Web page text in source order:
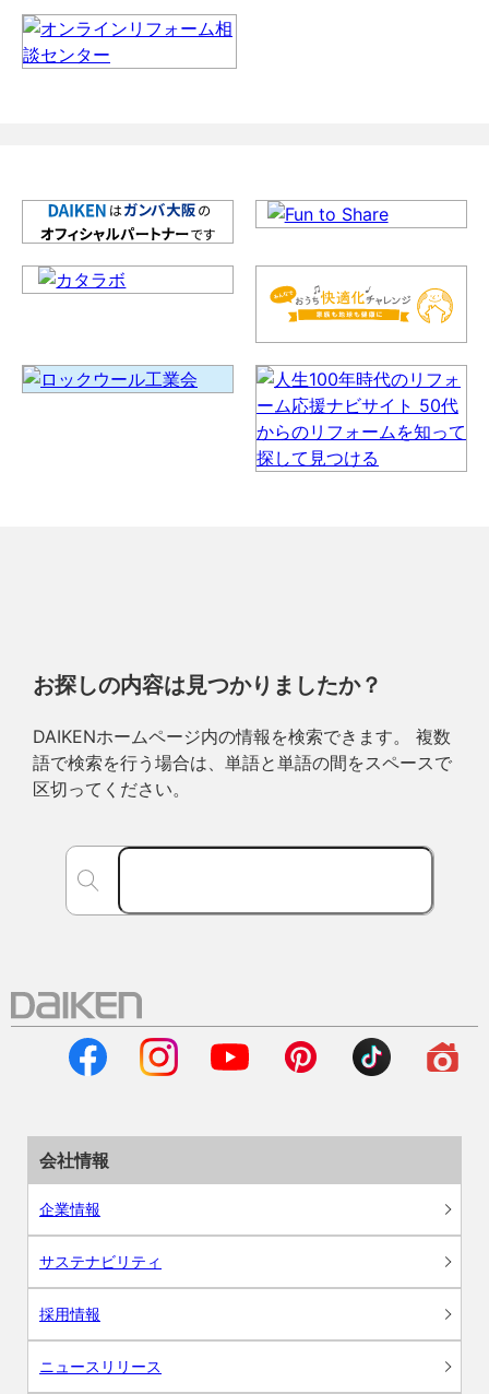
お探しの内容は見つかりましたか？
DAIKENホームページ内の情報を検索できます。 複数
語で検索を行う場合は、単語と単語の間をスペースで
区切ってください。
会社情報
企業情報
サステナビリティ
採用情報
ニュースリリース